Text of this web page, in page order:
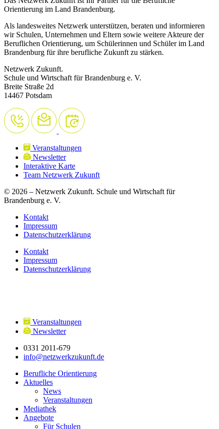
Orientierung im Land Brandenburg.
Als landesweites Netzwerk unterstützen, beraten und informieren
wir Schulen, Unternehmen und Eltern sowie weitere Akteure der
Beruflichen Orientierung, um Schülerinnen und Schüler im Land
Brandenburg für ihre berufliche Zukunft zu stärken.
Netzwerk Zukunft.
Schule und Wirtschaft für Brandenburg e. V.
Breite Straße 2d
14467 Potsdam
Veranstaltungen
Newsletter
Interaktive Karte
Team Netzwerk Zukunft
© 2026 – Netzwerk Zukunft. Schule und Wirtschaft für
Brandenburg e. V.
Kontakt
Impressum
Datenschutzerklärung
Kontakt
Impressum
Datenschutzerklärung
Veranstaltungen
Newsletter
0331 2011-679
info@netzwerkzukunft.de
Berufliche Orientierung
Aktuelles
News
Veranstaltungen
Mediathek
Angebote
Für Schulen